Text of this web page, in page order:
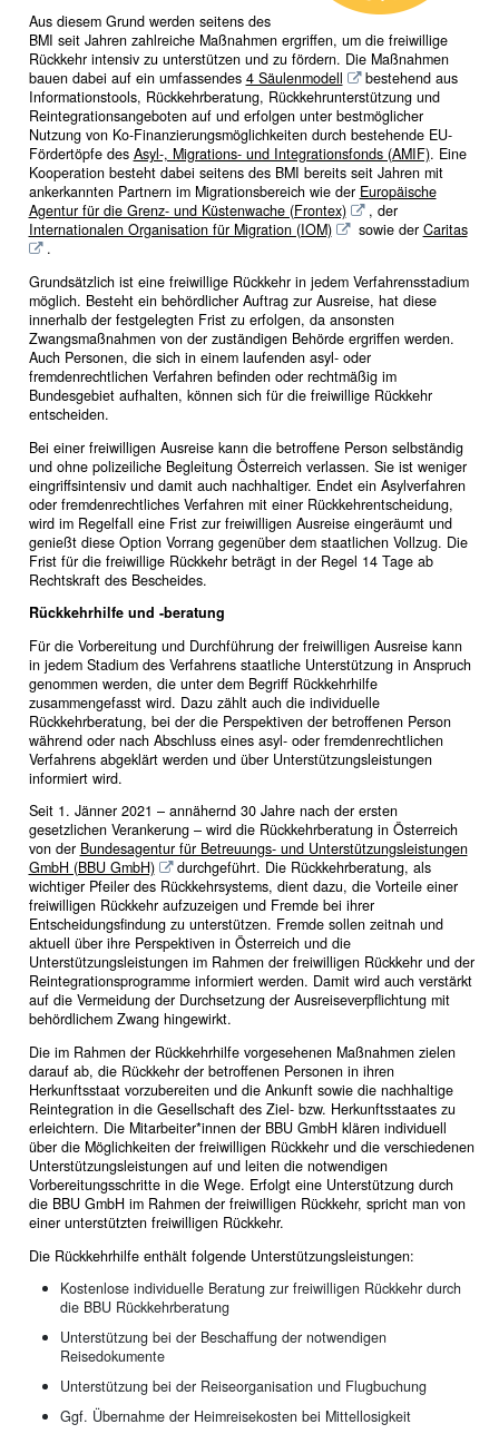
Aus diesem Grund werden seitens des
BMI seit Jahren zahlreiche Maßnahmen ergriffen, um die freiwillige
Rückkehr intensiv zu unterstützen und zu fördern. Die Maßnahmen
bauen dabei auf ein umfassendes 4 Säulenmodell
bestehend aus
Informationstools, Rückkehrberatung, Rückkehrunterstützung und
Reintegrationsangeboten auf und erfolgen unter bestmöglicher
Nutzung von Ko-Finanzierungsmöglichkeiten durch bestehende EU-
Fördertöpfe des Asyl-, Migrations- und Integrationsfonds (AMIF). Eine
Kooperation besteht dabei seitens des BMI bereits seit Jahren mit
ankerkannten Partnern im Migrationsbereich wie der Europäische
Agentur für die Grenz- und Küstenwache (Frontex)
, der
Internationalen Organisation für Migration (IOM)
sowie der Caritas
.
Grundsätzlich ist eine freiwillige Rückkehr in jedem Verfahrensstadium
möglich. Besteht ein behördlicher Auftrag zur Ausreise, hat diese
innerhalb der festgelegten Frist zu erfolgen, da ansonsten
Zwangsmaßnahmen von der zuständigen Behörde ergriffen werden.
Auch Personen, die sich in einem laufenden asyl- oder
fremdenrechtlichen Verfahren befinden oder rechtmäßig im
Bundesgebiet aufhalten, können sich für die freiwillige Rückkehr
entscheiden.
Bei einer freiwilligen Ausreise kann die betroffene Person selbständig
und ohne polizeiliche Begleitung Österreich verlassen. Sie ist weniger
eingriffsintensiv und damit auch nachhaltiger. Endet ein Asylverfahren
oder fremdenrechtliches Verfahren mit einer Rückkehrentscheidung,
wird im Regelfall eine Frist zur freiwilligen Ausreise eingeräumt und
genießt diese Option Vorrang gegenüber dem staatlichen Vollzug. Die
Frist für die freiwillige Rückkehr beträgt in der Regel 14 Tage ab
Rechtskraft des Bescheides.
Rückkehrhilfe und -beratung
Für die Vorbereitung und Durchführung der freiwilligen Ausreise kann
in jedem Stadium des Verfahrens staatliche Unterstützung in Anspruch
genommen werden, die unter dem Begriff Rückkehrhilfe
zusammengefasst wird. Dazu zählt auch die individuelle
Rückkehrberatung, bei der die Perspektiven der betroffenen Person
während oder nach Abschluss eines asyl- oder fremdenrechtlichen
Verfahrens abgeklärt werden und über Unterstützungsleistungen
informiert wird.
Seit 1. Jänner 2021 – annähernd 30 Jahre nach der ersten
gesetzlichen Verankerung – wird die Rückkehrberatung in Österreich
von der Bundesagentur für Betreuungs- und Unterstützungsleistungen
GmbH (BBU GmbH)
durchgeführt. Die Rückkehrberatung, als
wichtiger Pfeiler des Rückkehrsystems, dient dazu, die Vorteile einer
freiwilligen Rückkehr aufzuzeigen und Fremde bei ihrer
Entscheidungsfindung zu unterstützen. Fremde sollen zeitnah und
aktuell über ihre Perspektiven in Österreich und die
Unterstützungsleistungen im Rahmen der freiwilligen Rückkehr und der
Reintegrationsprogramme informiert werden. Damit wird auch verstärkt
auf die Vermeidung der Durchsetzung der Ausreiseverpflichtung mit
behördlichem Zwang hingewirkt.
Die im Rahmen der Rückkehrhilfe vorgesehenen Maßnahmen zielen
darauf ab, die Rückkehr der betroffenen Personen in ihren
Herkunftsstaat vorzubereiten und die Ankunft sowie die nachhaltige
Reintegration in die Gesellschaft des Ziel- bzw. Herkunftsstaates zu
erleichtern. Die Mitarbeiter*innen der BBU GmbH klären individuell
über die Möglichkeiten der freiwilligen Rückkehr und die verschiedenen
Unterstützungsleistungen auf und leiten die notwendigen
Vorbereitungsschritte in die Wege. Erfolgt eine Unterstützung durch
die BBU GmbH im Rahmen der freiwilligen Rückkehr, spricht man von
einer unterstützten freiwilligen Rückkehr.
Die Rückkehrhilfe enthält folgende Unterstützungsleistungen:
Kostenlose individuelle Beratung zur freiwilligen Rückkehr durch
die BBU Rückkehrberatung
Unterstützung bei der Beschaffung der notwendigen
Reisedokumente
Unterstützung bei der Reiseorganisation und Flugbuchung
Ggf. Übernahme der Heimreisekosten bei Mittellosigkeit